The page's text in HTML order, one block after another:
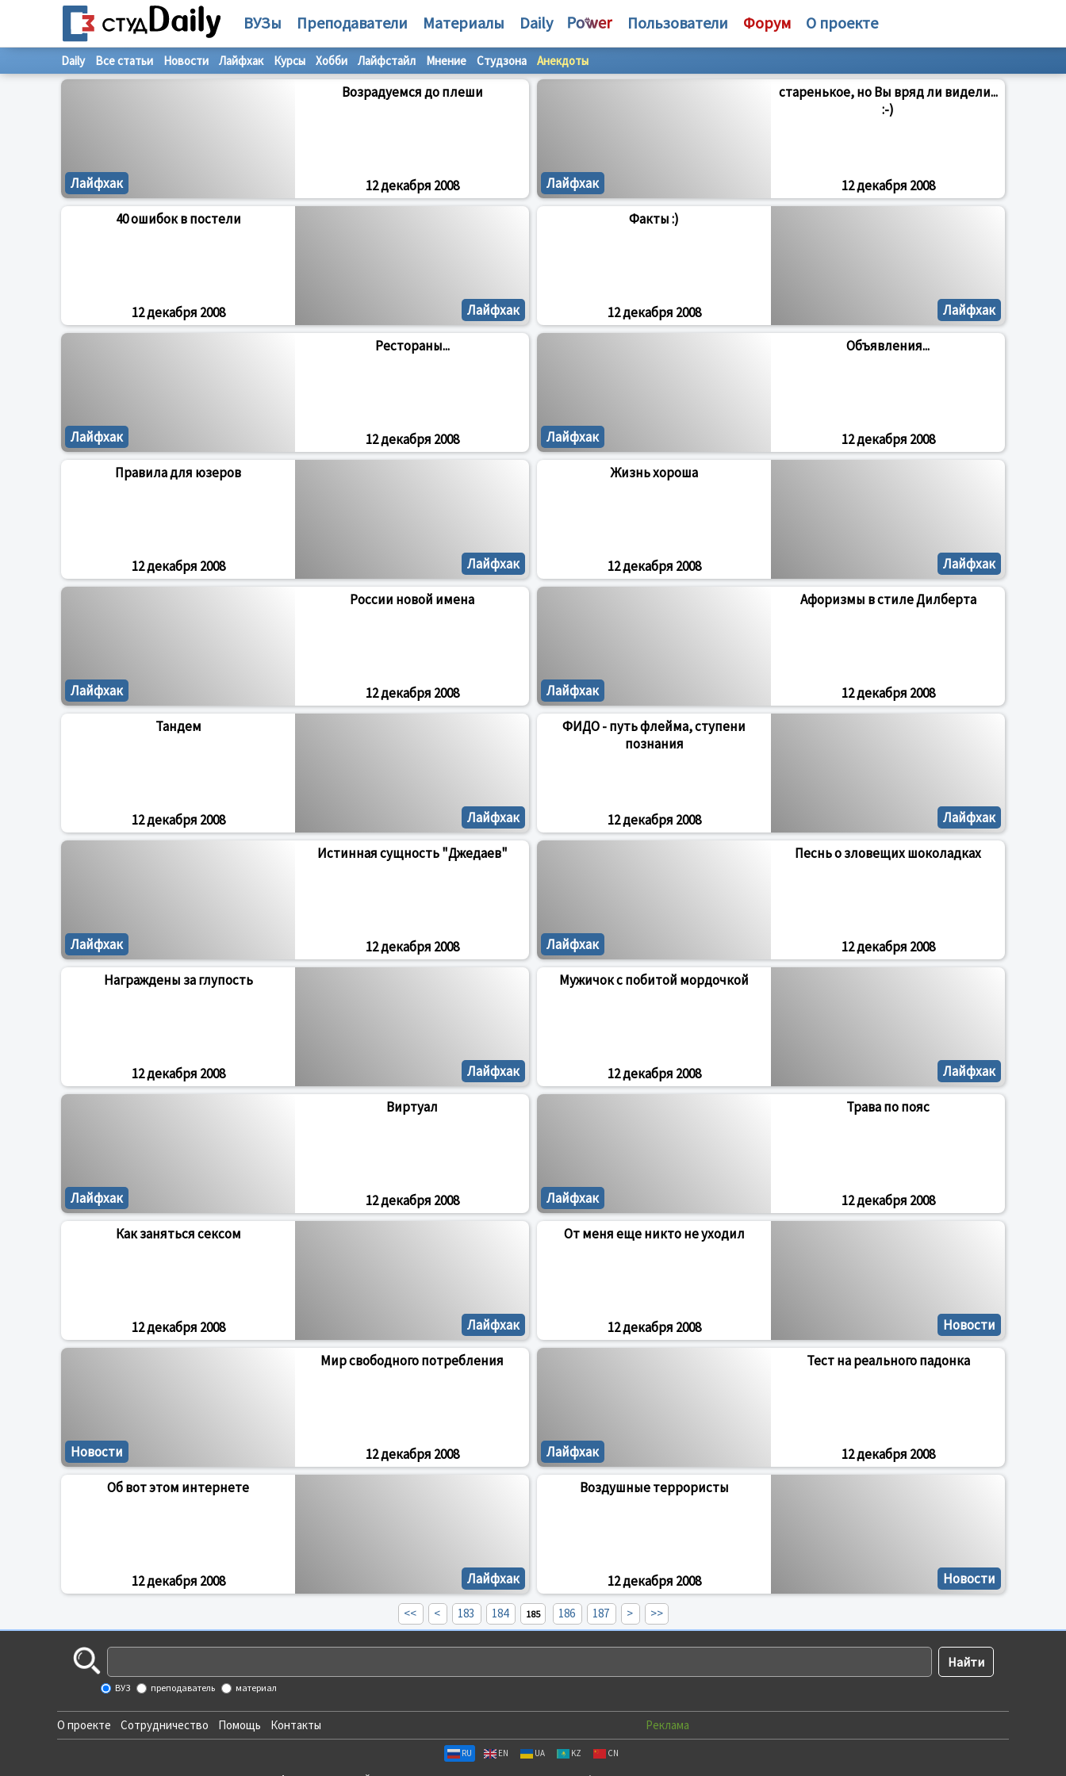
ВУЗы Преподаватели Материалы Daily Пользователи Форум О проекте
Daily Все статьи Новости Лайфхак Курсы Хобби Лайфстайл Мнение Студзона Анекдоты
Лайфхак
Возрадуемся до плеши
12 декабря 2008 Лайфхак
старенькое, но Вы вряд ли видели...
:-)
12 декабря 2008
Лайфхак
40 ошибок в постели
12 декабря 2008 Лайфхак
Факты :)
12 декабря 2008
Лайфхак
Рестораны...
12 декабря 2008 Лайфхак
Объявления...
12 декабря 2008
Лайфхак
Правила для юзеров
12 декабря 2008 Лайфхак
Жизнь хороша
12 декабря 2008
Лайфхак
России новой имена
12 декабря 2008 Лайфхак
Афоризмы в стиле Дилберта
12 декабря 2008
Лайфхак
Тандем
12 декабря 2008 Лайфхак
ФИДО - путь флейма, ступени
познания
12 декабря 2008
Лайфхак
Истинная сущность "Джедаев"
12 декабря 2008 Лайфхак
Песнь о зловещих шоколадках
12 декабря 2008
Лайфхак
Награждены за глупость
12 декабря 2008 Лайфхак
Мужичок с побитой мордочкой
12 декабря 2008
Лайфхак
Виртyал
12 декабря 2008 Лайфхак
Трава по пояс
12 декабря 2008
Лайфхак
Как заняться сексом
12 декабря 2008 Новости
От меня еще никто не уходил
12 декабря 2008
Новости
Мир свободного потребления
12 декабря 2008 Лайфхак
Тест на реального падонка
12 декабря 2008
Лайфхак
Об вот этом интернете
12 декабря 2008 Новости
Воздушные террористы
12 декабря 2008
<< < 183 184 185 186 187 > >>
ВУЗ преподаватель материал
О проекте Сотрудничество Помощь Контакты Реклама
RU EN UA KZ CN